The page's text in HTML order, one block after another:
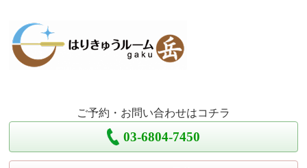
ご予約・お問い合わせはコチラ
03-6804-7450